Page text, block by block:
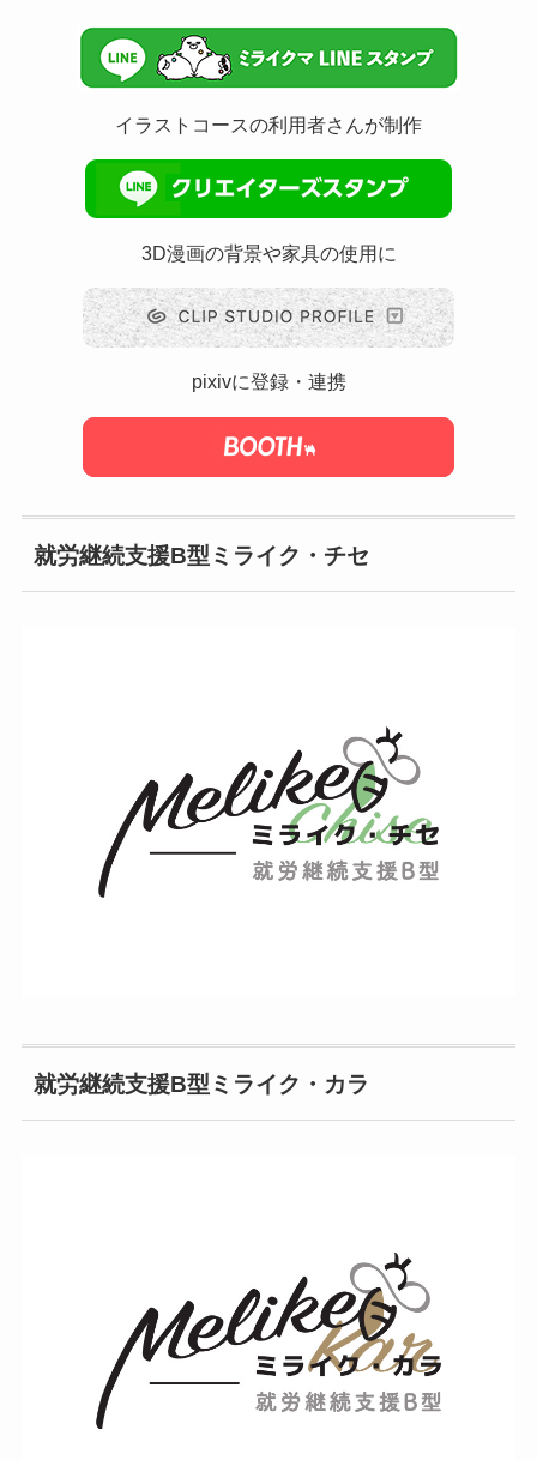
イラストコースの利用者さんが制作
3D漫画の背景や家具の使用に
pixivに登録・連携
就労継続支援B型ミライク・チセ
就労継続支援B型ミライク・カラ